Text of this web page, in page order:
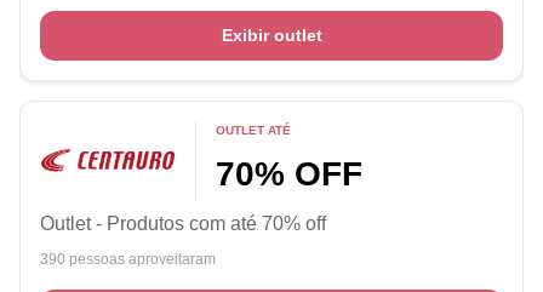
Exibir outlet
OUTLET ATÉ
70% OFF
Outlet - Produtos com até 70% off
390 pessoas aproveitaram